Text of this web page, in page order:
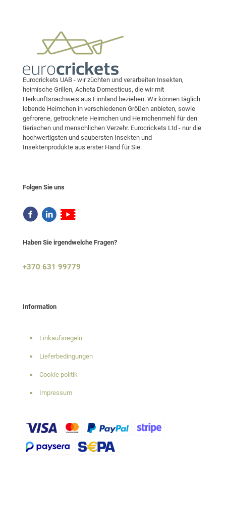
Eurocrickets UAB - wir züchten und verarbeiten Insekten,
heimische Grillen, Acheta Domesticus, die wir mit
Herkunftsnachweis aus Finnland beziehen. Wir können täglich
lebende Heimchen in verschiedenen Größen anbieten, sowie
gefrorene, getrocknete Heimchen und Heimchenmehl für den
tierischen und menschlichen Verzehr. Eurocrickets Ltd - nur die
hochwertigsten und saubersten Insekten und
Insektenprodukte aus erster Hand für Sie.
Folgen Sie uns
Haben Sie irgendwelche Fragen?
+370 631 99779
Information
Einkaufsregeln
Lieferbedingungen
Cookie politik
Impressum